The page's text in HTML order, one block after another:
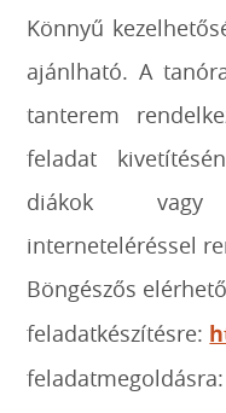
Könnyű
ajánlható. A
tanterem
feladat
diákok vagy
interneteléréssel
Böngészős
feladatkészítésre:
feladatmegoldásra: